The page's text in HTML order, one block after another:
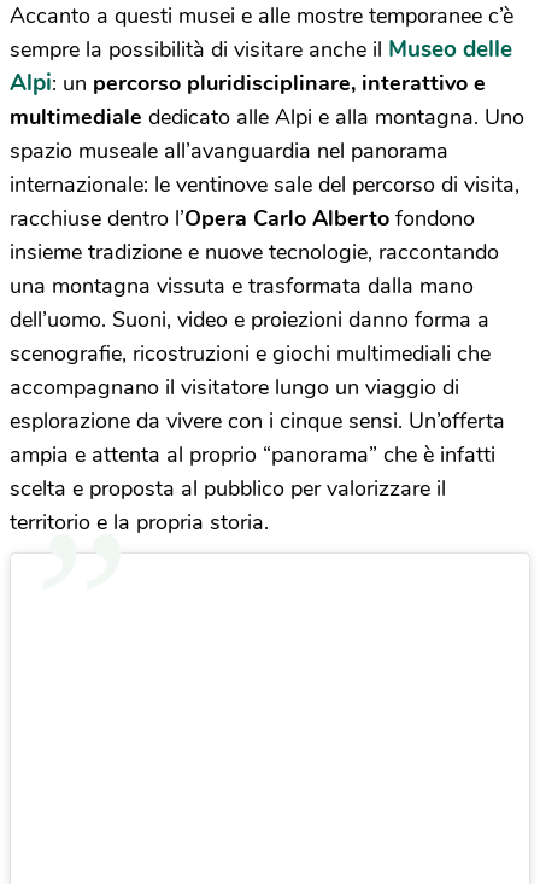
Accanto a questi musei e alle mostre temporanee c’è
sempre la possibilità di visitare anche il Museo delle
Alpi: un percorso pluridisciplinare, interattivo e
multimediale dedicato alle Alpi e alla montagna. Uno
spazio museale all’avanguardia nel panorama
internazionale: le ventinove sale del percorso di visita,
racchiuse dentro l’Opera Carlo Alberto fondono
insieme tradizione e nuove tecnologie, raccontando
una montagna vissuta e trasformata dalla mano
dell’uomo. Suoni, video e proiezioni danno forma a
scenografie, ricostruzioni e giochi multimediali che
accompagnano il visitatore lungo un viaggio di
esplorazione da vivere con i cinque sensi. Un’offerta
ampia e attenta al proprio “panorama” che è infatti
scelta e proposta al pubblico per valorizzare il
territorio e la propria storia.